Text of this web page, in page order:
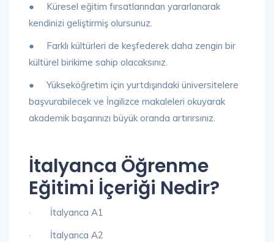
● Küresel eğitim fırsatlarından yararlanarak
kendinizi geliştirmiş olursunuz.
● Farklı kültürleri de keşfederek daha zengin bir
kültürel birikime sahip olacaksınız.
● Yükseköğretim için yurtdışındaki üniversitelere
başvurabilecek ve İngilizce makaleleri okuyarak
akademik başarınızı büyük oranda artırırsınız.
İtalyanca Öğrenme
Eğitimi İçeriği Nedir?
· İtalyanca A1
· İtalyanca A2